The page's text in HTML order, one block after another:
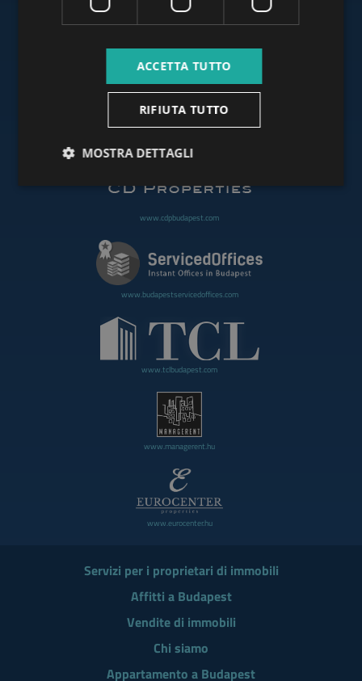
www.budapestluxuryapartments.hu
www.budapestoffices.net
www.budapestpropertysellers.com
www.cdpbudapest.com
www.budapestservicedoffices.com
www.tclbudapest.com
www.managerent.hu
www.eurocenter.hu
Servizi per i proprietari di immobili
Affitti a Budapest
Vendite di immobili
Chi siamo
Appartamento a Budapest
ACCETTA TUTTO
RIFIUTA TUTTO
MOSTRA DETTAGLI